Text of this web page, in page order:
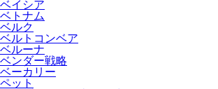
ベイシア
ベトナム
ベルク
ベルトコンベア
ベルーナ
ベンダー戦略
ベーカリー
ペット